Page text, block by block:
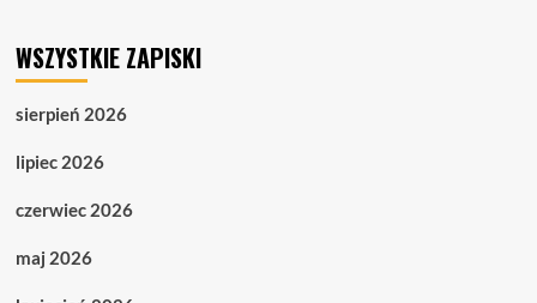
16.10.
WSZYSTKIE ZAPISKI
sierpień 2026
lipiec 2026
czerwiec 2026
maj 2026